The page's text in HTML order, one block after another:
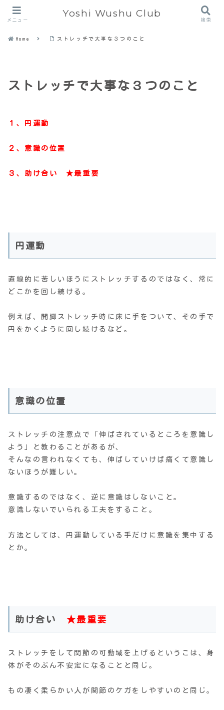
Home ストレッチで大事な３つのこと
ストレッチで大事な３つのこと
１、円運動
２、意識の位置
３、助け合い ★最重要
円運動
直線的に苦しいほうにストレッチするのではなく、常に
どこかを回し続ける。
例えば、開脚ストレッチ時に床に手をついて、その手で
円をかくように回し続けるなど。
意識の位置
ストレッチの注意点で「伸ばされているところを意識し
よう」と教わることがあるが、
そんなの言われなくても、伸ばしていけば痛くて意識し
ないほうが難しい。
意識するのではなく、逆に意識はしないこと。
意識しないでいられる工夫をすること。
方法としては、円運動している手だけに意識を集中する
とか。
助け合い ★最重要
ストレッチをして関節の可動域を上げるというこは、身
体がそのぶん不安定になることと同じ。
もの凄く柔らかい人が関節のケガをしやすいのと同じ。
メニュー
Yoshi Wushu Club
検索